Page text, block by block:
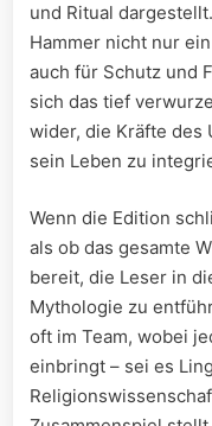
und Ritual
Hammer nicht nur
auch für Schutz und
sich⁣ das tief
wider, die Kräfte des
sein ⁤Leben zu
Wenn die Edition
als ⁣ob das gesamte
bereit, die Leser in
Mythologie⁣ zu
oft im Team, wobei‌
einbringt – sei es